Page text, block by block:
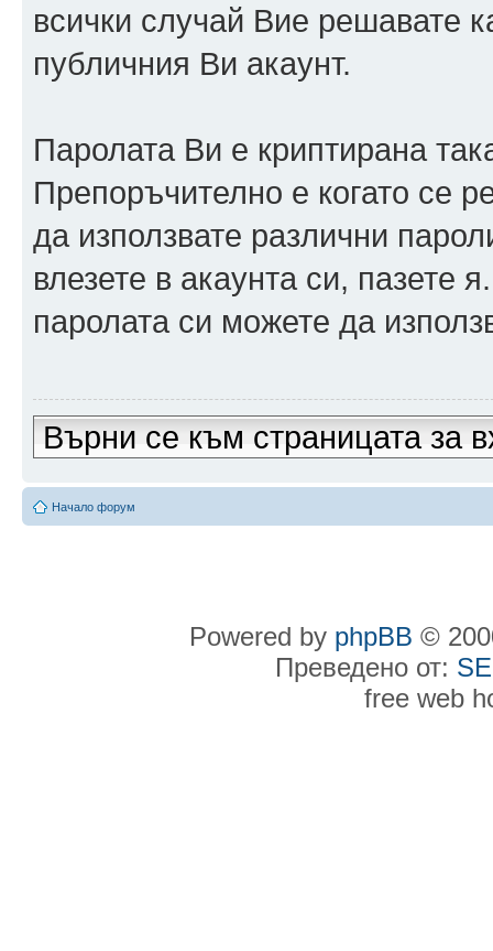
всички случай Вие решавате
публичния Ви акаунт.
Паролата Ви е криптирана
Препоръчително е когато се
да използвате различни
влезете в акаунта си, пазете
паролата си можете да
Върни се към страницата за
Начало форум
Powered by phpBB ©
Преведено от:
free web